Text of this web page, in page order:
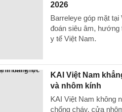
2026
Barreleye góp mặt
đoán siêu âm,
y tế Việt Nam.
KAI Việt Nam
và nhôm kính
KAI Việt Nam không
chống cháy, cửa